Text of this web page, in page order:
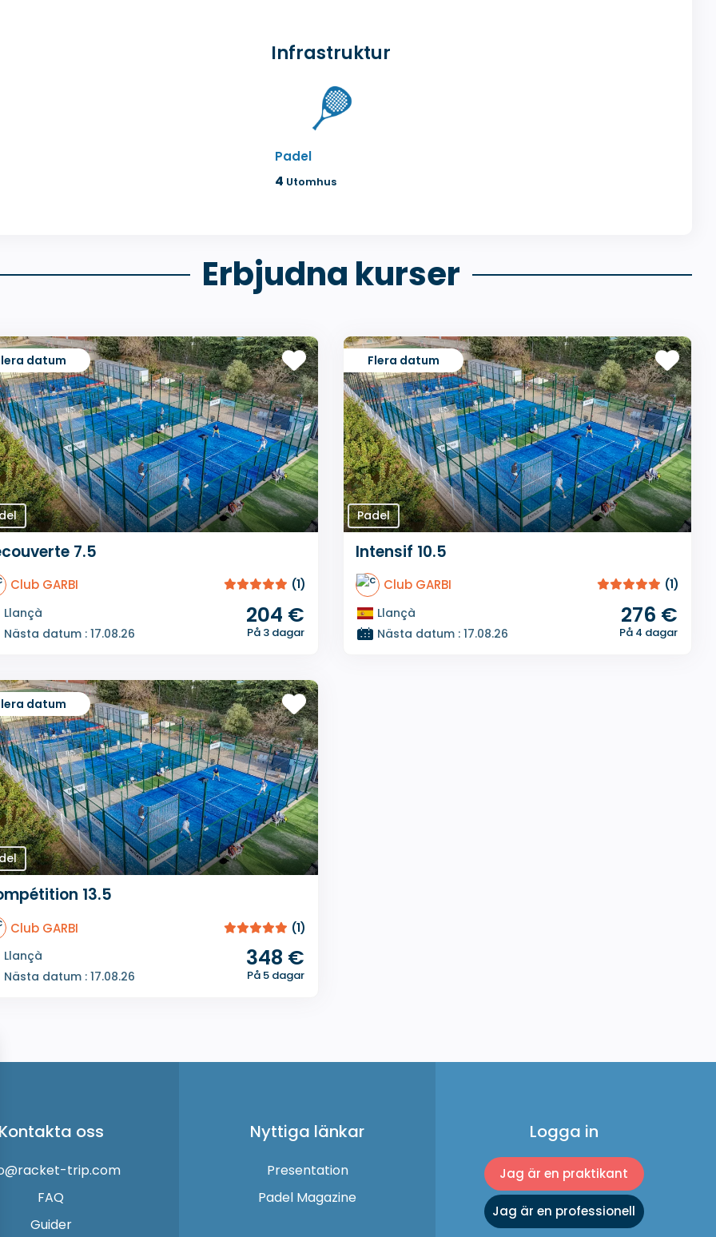
Infrastruktur
Padel
4 Utomhus
Erbjudna kurser
datum
7.5
Club GARBI
(1)
Llançà
Nästa datum : 17.08.26
204 €
På 3 dagar
Flera datum
Padel
Intensif 10.5
Club GARBI
(1)
Llançà
Nästa datum : 17.08.26
276 €
På 4 dagar
datum
13.5
Club GARBI
(1)
Llançà
Nästa datum : 17.08.26
348 €
På 5 dagar
oss
trip.com
FAQ
Guider
Nyttiga länkar
Presentation
Padel Magazine
Logga in
Jag är en praktikant
Jag är en professionell